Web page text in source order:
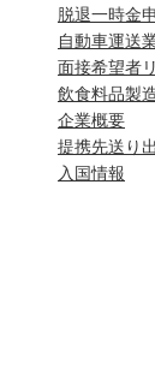
脱退一時金
自動車運送
面接希望者
飲食料品製
企業概要
提携先送り
入国情報